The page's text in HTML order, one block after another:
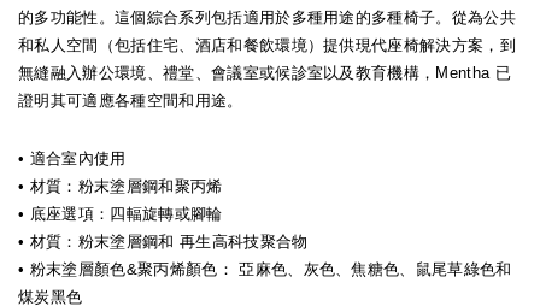
的多功能性。這個綜合系列包括適用於多種用途的多種椅子。從為公共
和私人空間（包括住宅、酒店和餐飲環境）提供現代座椅解決方案，到
無縫融入辦公環境、禮堂、會議室或候診室以及教育機構，Mentha 已
證明其可適應各種空間和用途。
• 適合室內使用
• 材質：粉末塗層鋼和聚丙烯
• 底座選項：四輻旋轉或腳輪
• 材質：粉末塗層鋼和 再生高科技聚合物
• 粉末塗層顏色&聚丙烯顏色 ：亞麻色、灰色、焦糖色、鼠尾草綠色和
煤炭黑色